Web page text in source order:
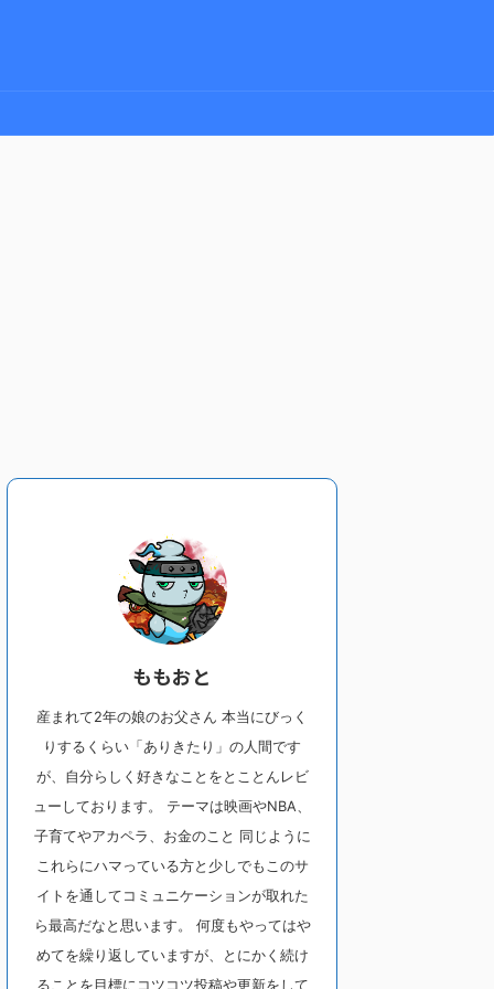
ももおと
産まれて2年の娘のお父さん 本当にびっく
りするくらい「ありきたり」の人間です
が、自分らしく好きなことをとことんレビ
ューしております。 テーマは映画やNBA、
子育てやアカペラ、お金のこと 同じように
これらにハマっている方と少しでもこのサ
イトを通してコミュニケーションが取れた
ら最高だなと思います。 何度もやってはや
めてを繰り返していますが、とにかく続け
ることを目標にコツコツ投稿や更新をして